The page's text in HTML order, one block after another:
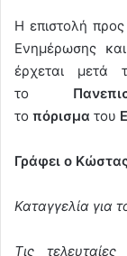
Η επιστολή προς
Ενημέρωσης
έρχεται μετά
το
το πόρισμα του
Γράφει ο
Καταγγελία για
Τις